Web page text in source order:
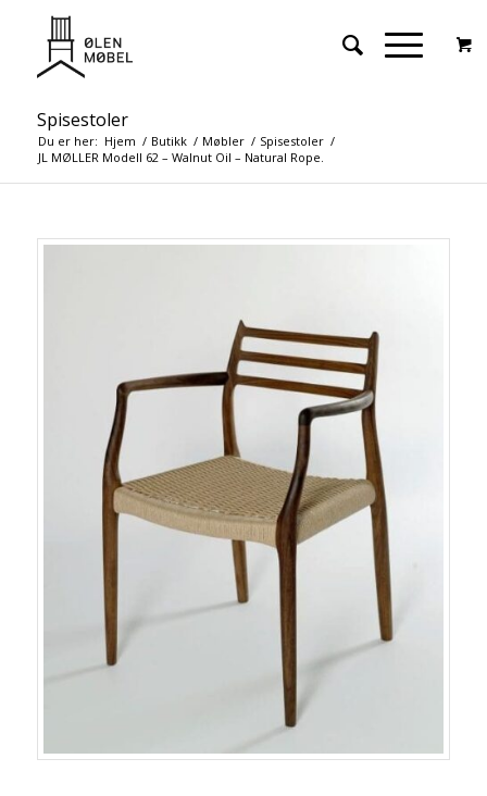
Spisestoler
Du er her: Hjem / Butikk / Møbler / Spisestoler /
JL MØLLER Modell 62 – Walnut Oil – Natural Rope.